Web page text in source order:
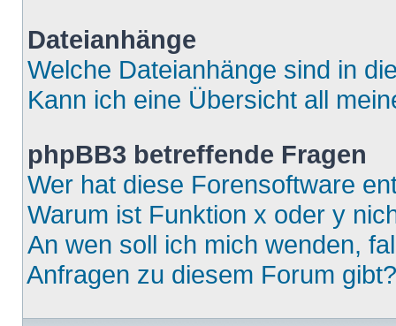
Dateianhänge
Welche Dateianhänge sind in
Kann ich eine Übersicht all
phpBB3 betreffende Fragen
Wer hat diese Forensoftware
Warum ist Funktion x oder y
An wen soll ich mich wenden,
Anfragen zu diesem Forum gibt?